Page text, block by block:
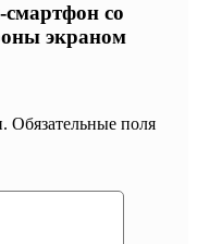
смартфон со
экраном
Обязательные поля